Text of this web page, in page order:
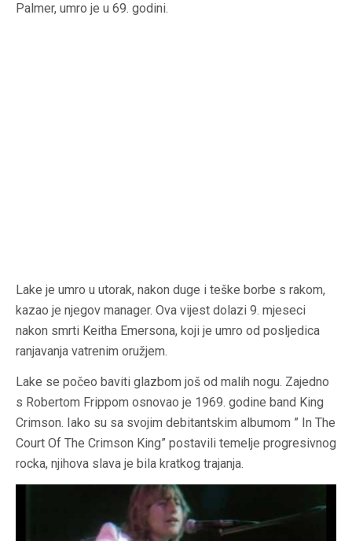
Palmer, umro je u 69. godini.
Lake je umro u utorak, nakon duge i teške borbe s rakom,
kazao je njegov manager. Ova vijest dolazi 9. mjeseci
nakon smrti Keitha Emersona, koji je umro od posljedica
ranjavanja vatrenim oružjem.
Lake se počeo baviti glazbom još od malih nogu. Zajedno
s Robertom Frippom osnovao je 1969. godine band King
Crimson. Iako su sa svojim debitantskim albumom ” In The
Court Of The Crimson King” postavili temelje progresivnog
rocka, njihova slava je bila kratkog trajanja.